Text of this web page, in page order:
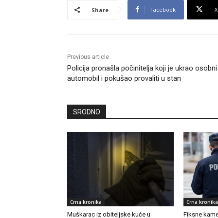
Share Facebook X
Previous article
Policija pronašla počinitelja koji je ukrao osobni
automobil i pokušao provaliti u stan
SRODNO
Crna kronika
Muškarac iz obiteljske kuće u
Crna kronika
Fiksne